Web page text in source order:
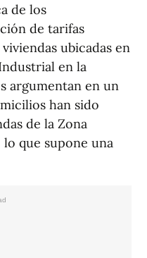
de los
de tarifas
ubicadas en
en la
argumentan en un
han sido
de la Zona
que supone una